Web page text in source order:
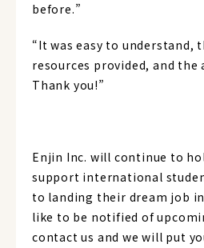
before.”
“It was easy to understand,
resources provided, and the
Thank you!”
Enjin Inc. will continue to
support international
to landing their dream job
like to be notified of
contact us and we will put